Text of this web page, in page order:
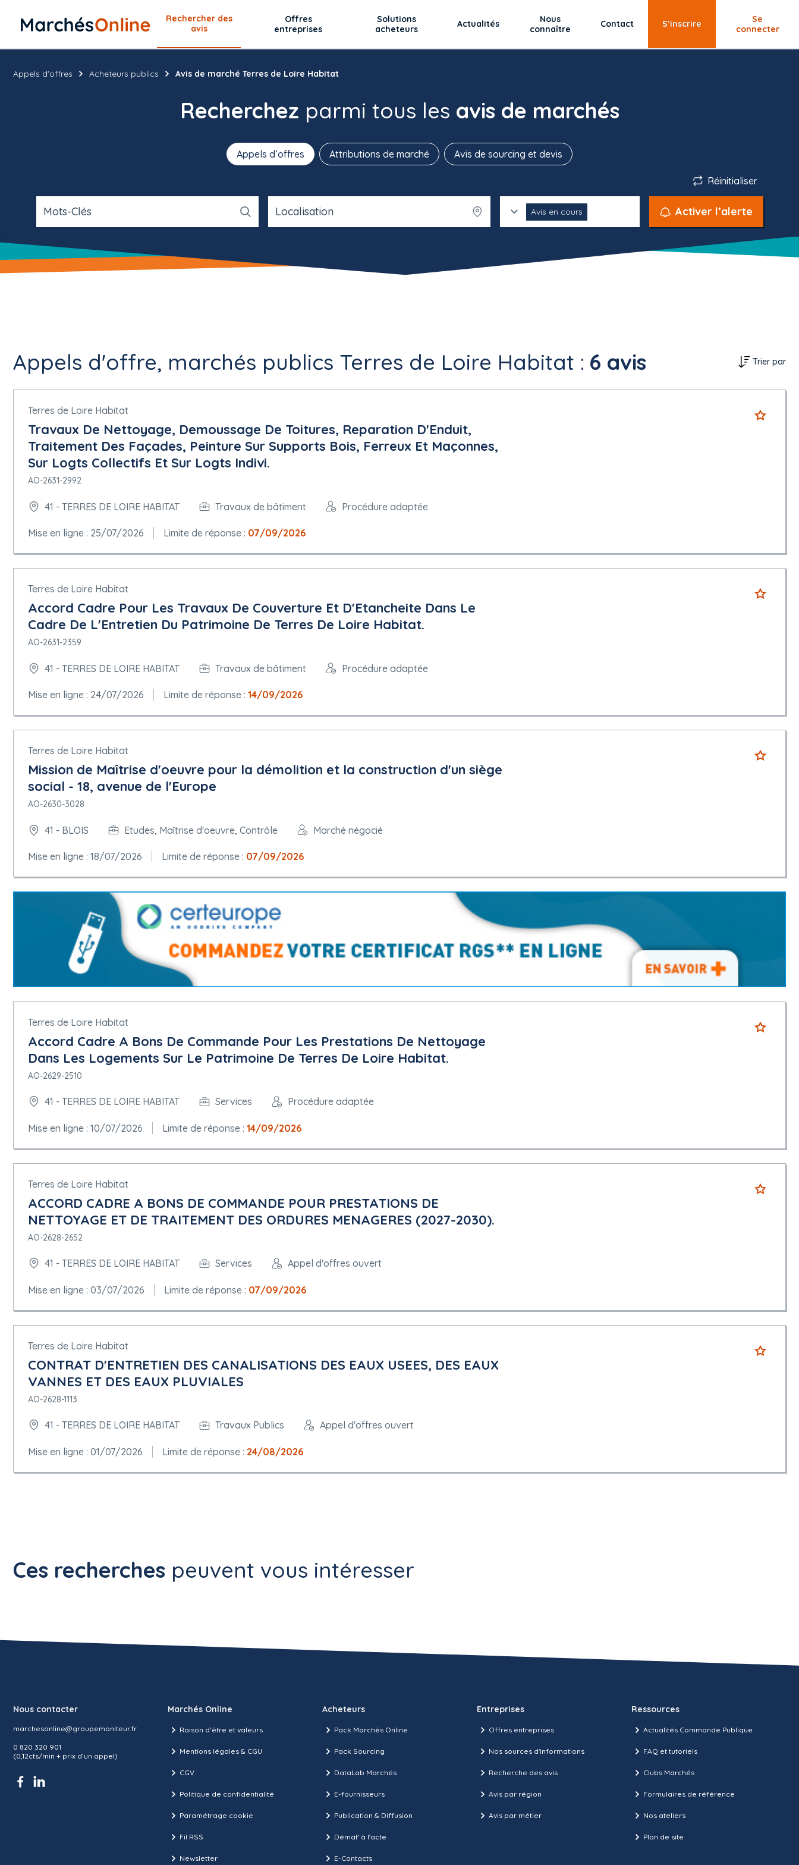
Rechercher des
avis
Offres
entreprises
Solutions
acheteurs
Actualités
Nous
connaître
Contact S’inscrire
Se
connecter
Recherchez parmi tous les avis de marchés
Appels d’offres Attributions de marché Avis de sourcing et devis
Réinitialiser
Mots-Clés Localisation Avis en cours Activer l’alerte
Appels d'offres Acheteurs publics Avis de marché Terres de Loire Habitat
Appels d'offre, marchés publics Terres de Loire Habitat : 6 avis Trier par
Terres de Loire Habitat
Travaux De Nettoyage, Demoussage De Toitures, Reparation D'Enduit,
Traitement Des Façades, Peinture Sur Supports Bois, Ferreux Et Maçonnes,
Sur Logts Collectifs Et Sur Logts Indivi.
AO-2631-2992
41 - TERRES DE LOIRE HABITAT Travaux de bâtiment Procédure adaptée
Mise en ligne : 25/07/2026 Limite de réponse : 07/09/2026
Terres de Loire Habitat
Accord Cadre Pour Les Travaux De Couverture Et D'Etancheite Dans Le
Cadre De L'Entretien Du Patrimoine De Terres De Loire Habitat.
AO-2631-2359
41 - TERRES DE LOIRE HABITAT Travaux de bâtiment Procédure adaptée
Mise en ligne : 24/07/2026 Limite de réponse : 14/09/2026
Terres de Loire Habitat
Mission de Maîtrise d'oeuvre pour la démolition et la construction d'un siège
social - 18, avenue de l'Europe
AO-2630-3028
41 - BLOIS Etudes, Maîtrise d'oeuvre, Contrôle Marché négocié
Mise en ligne : 18/07/2026 Limite de réponse : 07/09/2026
Terres de Loire Habitat
Accord Cadre A Bons De Commande Pour Les Prestations De Nettoyage
Dans Les Logements Sur Le Patrimoine De Terres De Loire Habitat.
AO-2629-2510
41 - TERRES DE LOIRE HABITAT Services Procédure adaptée
Mise en ligne : 10/07/2026 Limite de réponse : 14/09/2026
Terres de Loire Habitat
ACCORD CADRE A BONS DE COMMANDE POUR PRESTATIONS DE
NETTOYAGE ET DE TRAITEMENT DES ORDURES MENAGERES (2027-2030).
AO-2628-2652
41 - TERRES DE LOIRE HABITAT Services Appel d'offres ouvert
Mise en ligne : 03/07/2026 Limite de réponse : 07/09/2026
Terres de Loire Habitat
CONTRAT D'ENTRETIEN DES CANALISATIONS DES EAUX USEES, DES EAUX
VANNES ET DES EAUX PLUVIALES
AO-2628-1113
41 - TERRES DE LOIRE HABITAT Travaux Publics Appel d'offres ouvert
Mise en ligne : 01/07/2026 Limite de réponse : 24/08/2026
Ces recherches peuvent vous intéresser
Nous contacter
marchesonline@groupemoniteur.fr
0 820 320 901
(0,12cts/min + prix d’un appel)
Marchés Online
Raison d’être et valeurs
Mentions légales & CGU
CGV
Politique de confidentialité
Paramétrage cookie
Fil RSS
Newsletter
Acheteurs
Pack Marchés Online
Pack Sourcing
DataLab Marchés
E-fournisseurs
Publication & Diffusion
Démat' à l'acte
E-Contacts
Entreprises
Offres entreprises
Nos sources d'informations
Recherche des avis
Avis par région
Avis par métier
Ressources
Actualités Commande Publique
FAQ et tutoriels
Clubs Marchés
Formulaires de référence
Nos ateliers
Plan de site